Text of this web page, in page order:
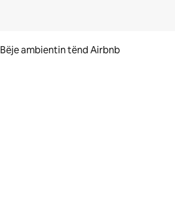
Bëje ambientin tënd Airbnb